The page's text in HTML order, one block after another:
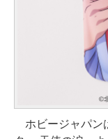
ホビージャパン